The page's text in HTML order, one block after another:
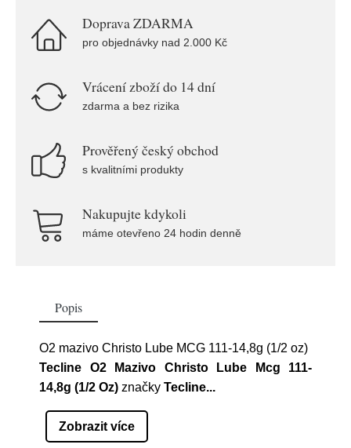
Doprava ZDARMA
pro objednávky nad 2.000 Kč
Vrácení zboží do 14 dní
zdarma a bez rizika
Prověřený český obchod
s kvalitními produkty
Nakupujte kdykoli
máme otevřeno 24 hodin denně
Popis
O2 mazivo Christo Lube MCG 111-14,8g (1/2 oz)
Tecline O2 Mazivo Christo Lube Mcg 111-
14,8g (1/2 Oz) značky Tecline...
Zobrazit více